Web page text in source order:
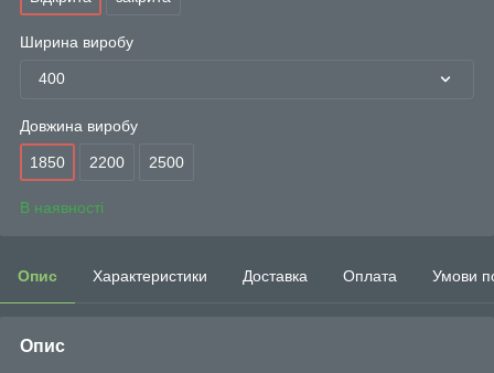
Ширина виробу
400
Довжина виробу
1850 2200 2500
В наявності
Опис Характеристики Доставка Оплата Умови
Опис